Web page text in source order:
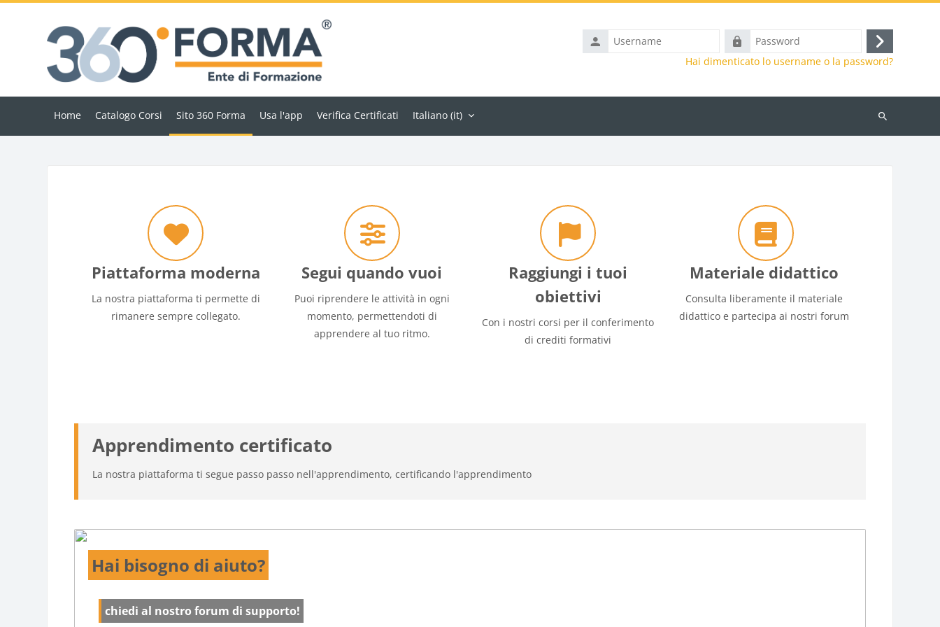
Password
Login
Hai dimenticato lo username o la password?
Home Catalogo Corsi Sito 360 Forma Usa l'app Verifica Certificati Italiano ‎(it)‎
Cerca
Piattaforma moderna
La nostra piattaforma ti permette di
rimanere sempre collegato.
Segui quando vuoi
Puoi riprendere le attività in ogni
momento, permettendoti di
apprendere al tuo ritmo.
Raggiungi i tuoi
obiettivi
Con i nostri corsi per il conferimento
di crediti formativi
Materiale didattico
Consulta liberamente il materiale
didattico e partecipa ai nostri forum
Apprendimento certificato
La nostra piattaforma ti segue passo passo nell'apprendimento, certificando l'apprendimento
Hai bisogno di aiuto?
chiedi al nostro forum di supporto!